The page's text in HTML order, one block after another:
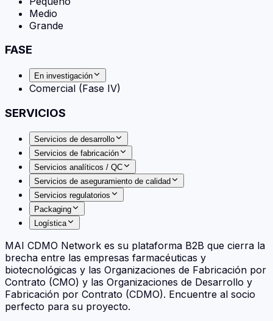
Medio
Grande
FASE
En investigación
Comercial (Fase IV)
SERVICIOS
Servicios de desarrollo
Servicios de fabricación
Servicios analíticos / QC
Servicios de aseguramiento de calidad
Servicios regulatorios
Packaging
Logística
MAI CDMO Network es su plataforma B2B que cierra la
brecha entre las empresas farmacéuticas y
biotecnológicas y las Organizaciones de Fabricación por
Contrato (CMO) y las Organizaciones de Desarrollo y
Fabricación por Contrato (CDMO). Encuentre al socio
perfecto para su proyecto.